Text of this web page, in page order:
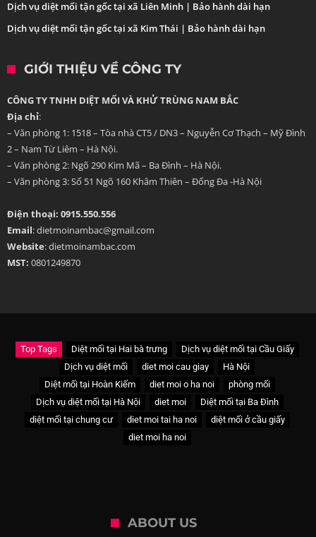
Dịch vụ diệt mối tận gốc tại xã Liên Minh | Bảo hành dài hạn
Dịch vụ diệt mối tận gốc tại xã Kim Thái | Bảo hành dài hạn
GIỚI THIỆU VỀ CÔNG TY
CÔNG TY TNHH DIỆT MỐI VÀ KHỬ TRÙNG NAM BẮC
Địa chỉ:
– Văn phòng 1: 1518 – Tòa nhà CT5 / DN3 – Nguyễn Cơ Thạch – Mỹ Đình
2 – Nam Từ Liêm – Hà Nội.
– Văn phòng 2: Ngõ 290 Kim Mã – Ba Đình – Hà Nội.
– Văn phòng 3: Số 51 Ngõ 160 Khâm Thiên – Đống Đa -Hà Nội
Điện thoại: 0915.550.556
Email: dietmoinambac@gmail.com
Website: dietmoinambac.com
MST: 0801249870
Top Tags Diệt mối tại Hai bà trưng
Dịch vụ diệt mối tại Cầu Giấy
Dịch vụ diệt mối
diet moi cau giay
Hà Nội
Diệt mối tại Hoàn Kiếm
diet moi o ha noi
phòng mối
Dịch vụ diệt mối tại Hà Nội
diet moi
Diệt mối tại Ba Đình
diệt mối tại chung cư
diet moi tai ha noi
diệt mối ở cầu giấy
diet moi ha noi
ABOUT US